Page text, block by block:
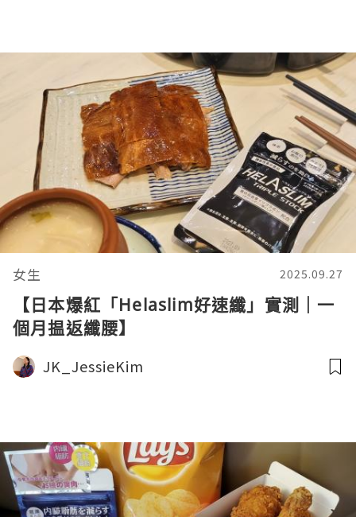
女生 2025.09.27
【日本爆紅「Helaslim好速纖」實測｜一
個月揾返纖腰】
JK_JessieKim